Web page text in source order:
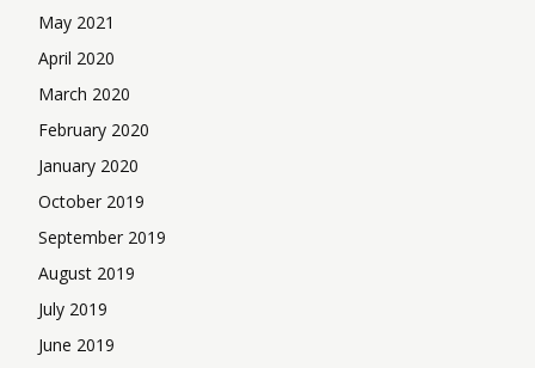
May 2021
April 2020
March 2020
February 2020
January 2020
October 2019
September 2019
August 2019
July 2019
June 2019